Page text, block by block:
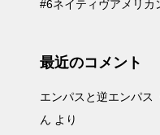
#6ネイティヴアメリカ
最近のコメント
エンパスと逆エンパス
ん より